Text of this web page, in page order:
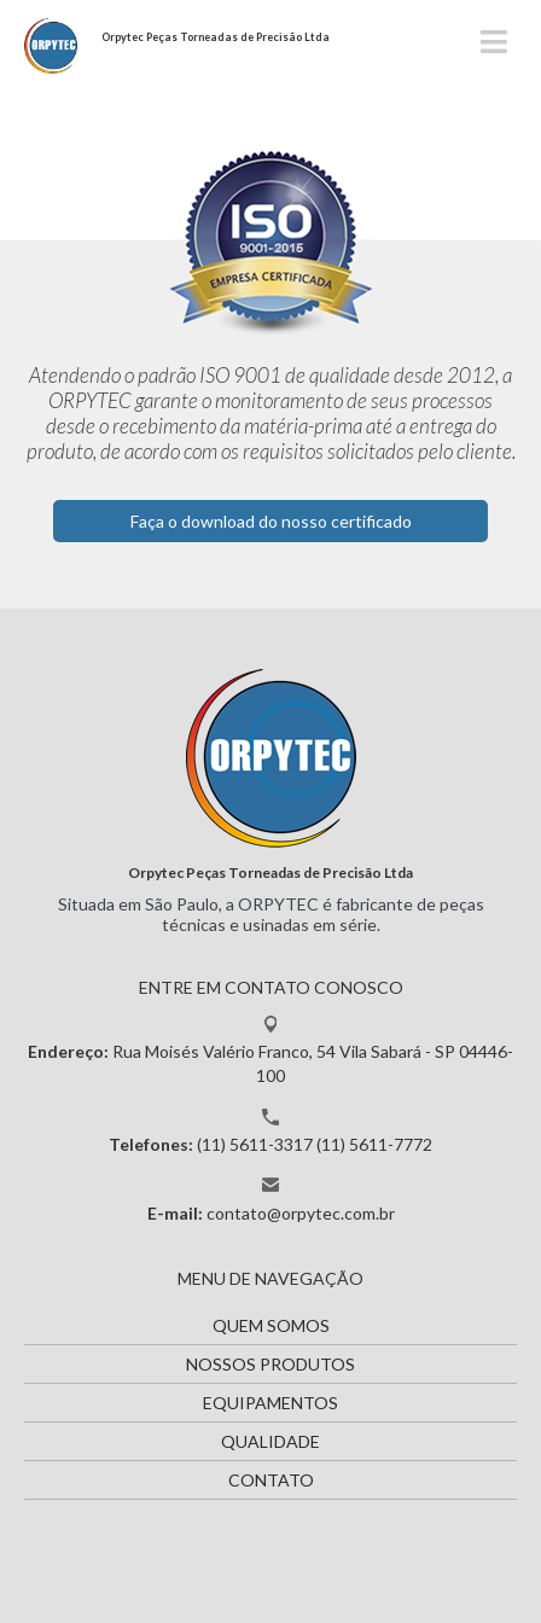
Orpytec Peças Torneadas de Precisão Ltda
Atendendo o padrão ISO 9001 de qualidade desde 2012,a
ORPYTEC garante o monitoramento de seus processos
desde orecebimento da matéria-prima até a entrega do
produto, de acordocom os requisitos solicitados pelo cliente.
Faça o download do nosso certificado
Orpytec Peças Torneadas de Precisão Ltda
Situada em São Paulo, a ORPYTEC é fabricante de peças
técnicas eusinadas em série.
ENTRE EM CONTATO CONOSCO
Endereço: Rua Moisés Valério Franco, 54Vila Sabará - SP 04446-
100
Telefones: (11) 5611-3317(11) 5611-7772
E-mail: contato@orpytec.com.br
MENU DE NAVEGAÇÃO
QUEM SOMOS
NOSSOS PRODUTOS
EQUIPAMENTOS
QUALIDADE
CONTATO